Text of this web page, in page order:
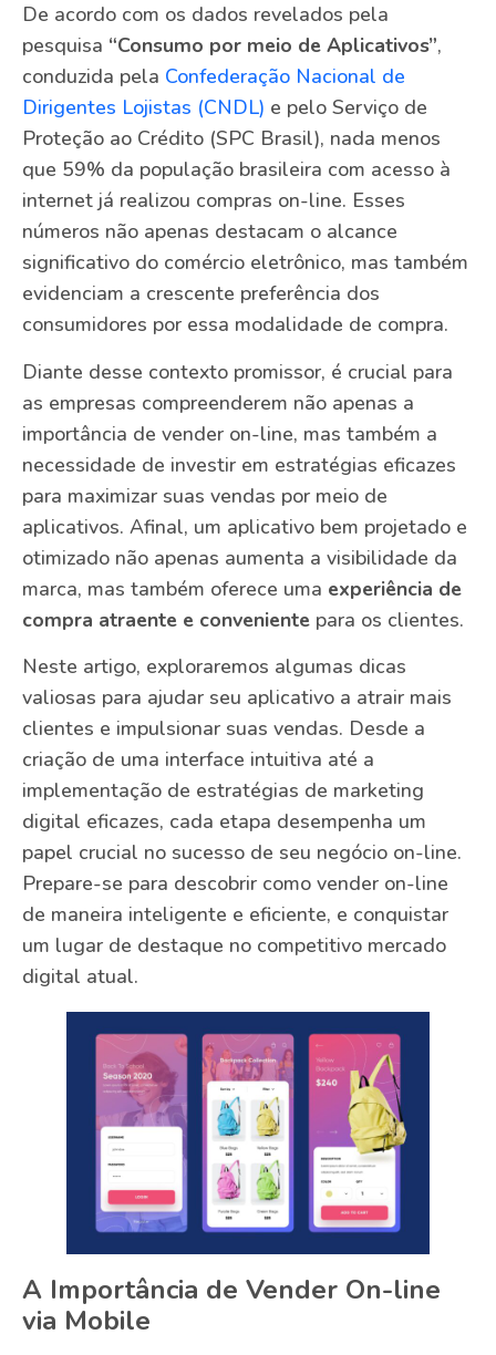
De acordo com os dados revelados pela
pesquisa “Consumo por meio de Aplicativos”,
conduzida pela Confederação Nacional de
Dirigentes Lojistas (CNDL) e pelo Serviço de
Proteção ao Crédito (SPC Brasil), nada menos
que 59% da população brasileira com acesso à
internet já realizou compras on-line. Esses
números não apenas destacam o alcance
significativo do comércio eletrônico, mas também
evidenciam a crescente preferência dos
consumidores por essa modalidade de compra.
Diante desse contexto promissor, é crucial para
as empresas compreenderem não apenas a
importância de vender on-line, mas também a
necessidade de investir em estratégias eficazes
para maximizar suas vendas por meio de
aplicativos. Afinal, um aplicativo bem projetado e
otimizado não apenas aumenta a visibilidade da
marca, mas também oferece uma experiência de
compra atraente e conveniente para os clientes.
Neste artigo, exploraremos algumas dicas
valiosas para ajudar seu aplicativo a atrair mais
clientes e impulsionar suas vendas. Desde a
criação de uma interface intuitiva até a
implementação de estratégias de marketing
digital eficazes, cada etapa desempenha um
papel crucial no sucesso de seu negócio on-line.
Prepare-se para descobrir como vender on-line
de maneira inteligente e eficiente, e conquistar
um lugar de destaque no competitivo mercado
digital atual.
A Importância de Vender On-line
via Mobile